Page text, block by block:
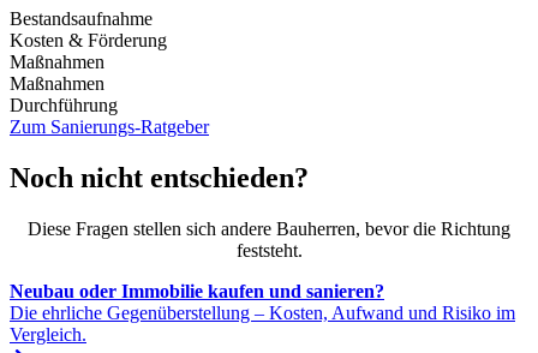
Bestandsaufnahme
Kosten & Förderung
Maßnahmen
Maßnahmen
Durchführung
Zum Sanierungs-Ratgeber
Noch nicht entschieden?
Diese Fragen stellen sich andere Bauherren, bevor die Richtung
feststeht.
Neubau oder Immobilie kaufen und sanieren?
Die ehrliche Gegenüberstellung – Kosten, Aufwand und Risiko im
Vergleich.